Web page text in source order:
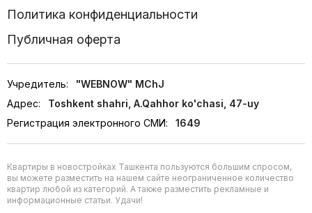
Политика конфиденциальности
Публичная оферта
Учредитель:
"WEBNOW" MChJ
Адрес:
Toshkent shahri, A.Qahhor ko'chasi, 47-uy
Регистрация электронного СМИ:
1649
Квартиры в новостройках Ташкента пользуются большим спросом,
вы можете разместить на нашем сайте неограниченное количество
квартир любой из категорий. А также разместить рекламные и
информационные статьи. Удачи!